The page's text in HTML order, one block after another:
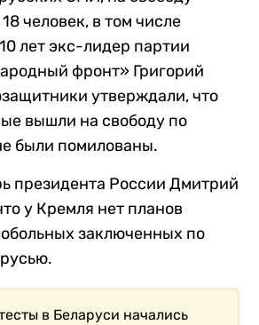
человек, в том числе
лет экс-лидер партии
фронт» Григорий
утверждали, что
вышли на свободу по
были помилованы.
президента России Дмитрий
у Кремля нет планов
заключенных по
в Беларуси начались